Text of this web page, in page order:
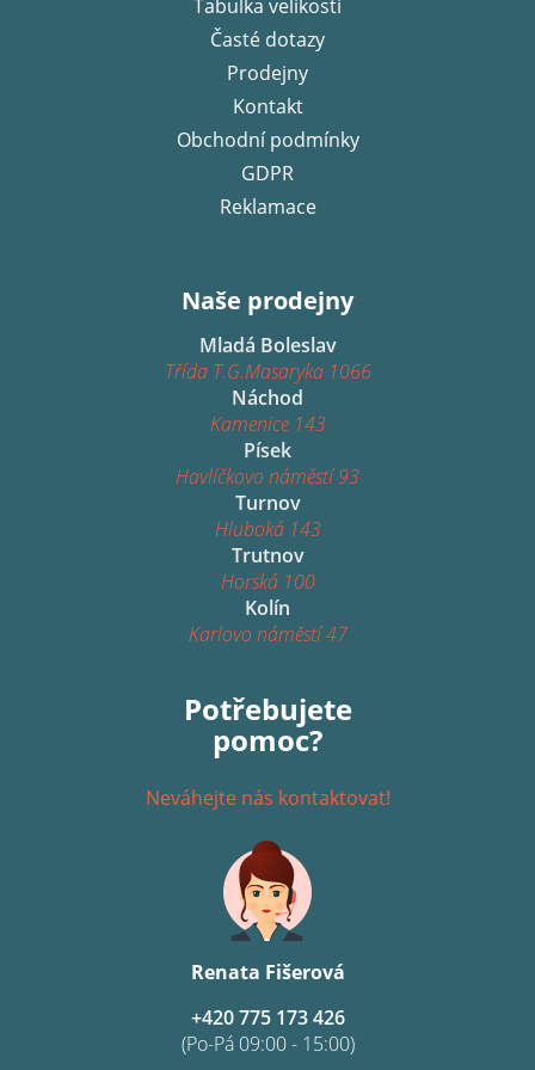
Tabulka velikostí
Časté dotazy
Prodejny
Kontakt
Obchodní podmínky
GDPR
Reklamace
Naše prodejny
Mladá Boleslav
Třída T.G.Masaryka 1066
Náchod
Kamenice 143
Písek
Havlíčkovo náměstí 93
Turnov
Hluboká 143
Trutnov
Horská 100
Kolín
Karlovo náměstí 47
Potřebujete
pomoc?
Neváhejte nás kontaktovat!
Renata Fišerová
+420 775 173 426
(Po-Pá 09:00 - 15:00)